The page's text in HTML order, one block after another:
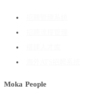
Moka People